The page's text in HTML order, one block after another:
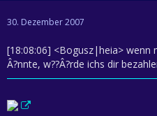
30. Dezember 2007
[18:08:06] <Bogusz|heia> wenn
Â?nnte, w??Â?rde ichs dir